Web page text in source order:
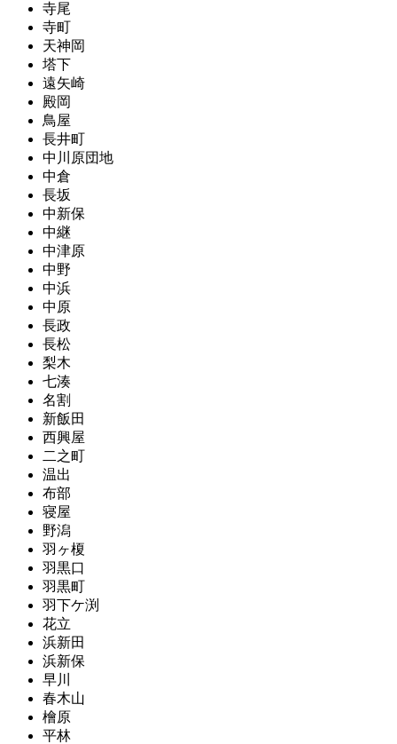
寺尾
寺町
天神岡
塔下
遠矢崎
殿岡
鳥屋
長井町
中川原団地
中倉
長坂
中新保
中継
中津原
中野
中浜
中原
長政
長松
梨木
七湊
名割
新飯田
西興屋
二之町
温出
布部
寝屋
野潟
羽ヶ榎
羽黒口
羽黒町
羽下ケ渕
花立
浜新田
浜新保
早川
春木山
檜原
平林